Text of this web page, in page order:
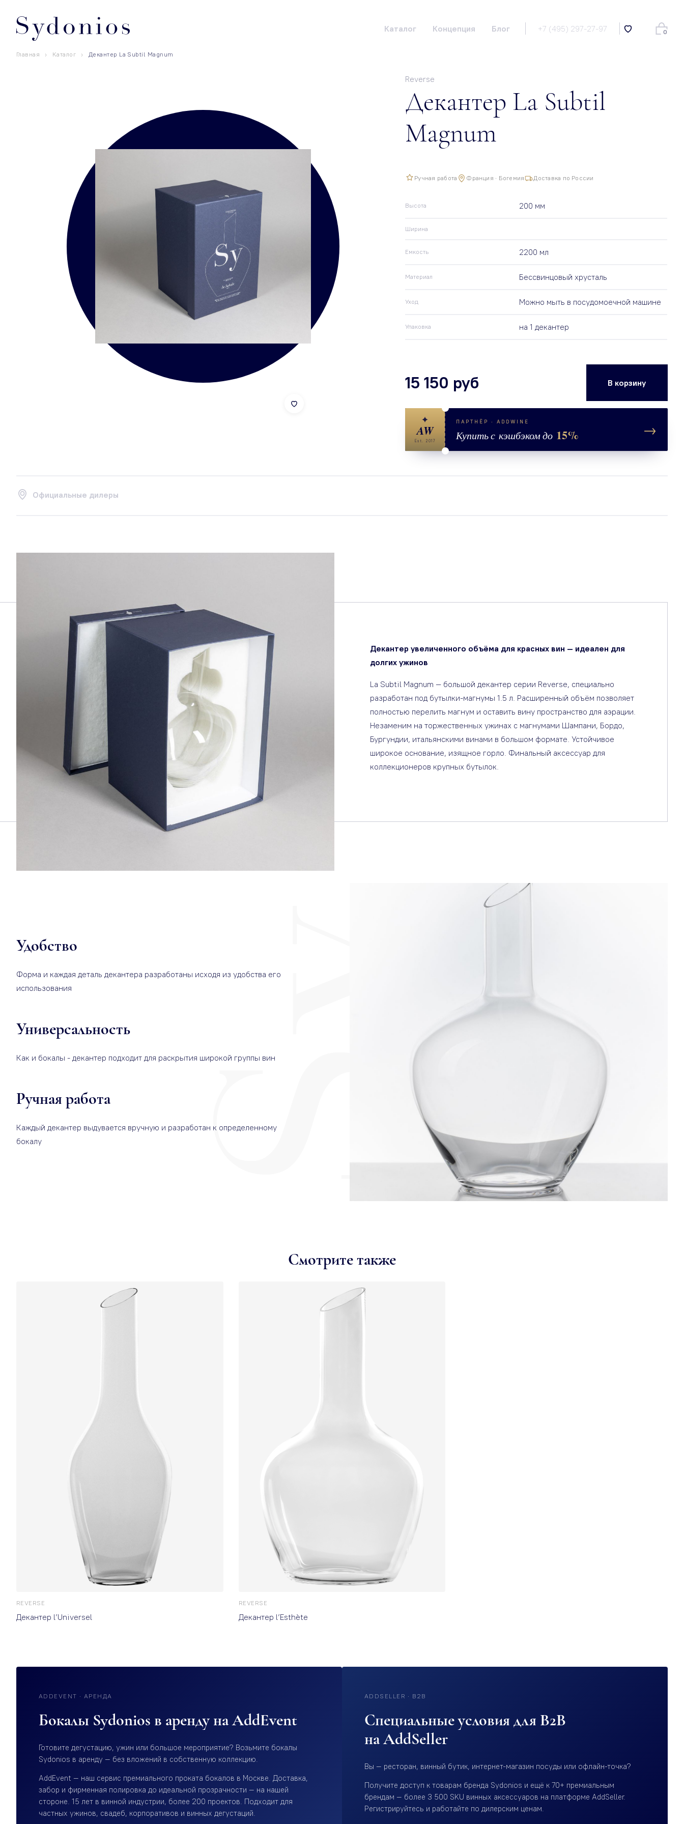
Каталог Концепция Блог +7 (495) 297-27-97 0
Главная Каталог Декантер La Subtil Magnum
Reverse
Декантер La Subtil
Magnum
Ручная работа Франция · Богемия Доставка по России
Высота 200 мм
Ширина
Емкость 2200 мл
Материал Бессвинцовый хрусталь
Уход Можно мыть в посудомоечной машине
Упаковка на 1 декантер
15 150 руб В корзину
✦
AW
Est. 2017
ПАРТНЁР · ADDWINE
Купить с кэшбэком до 15% →
Официальные дилеры
Декантер увеличенного объёма для красных вин — идеален для
долгих ужинов
La Subtil Magnum — большой декантер серии Reverse, специально
разработан под бутылки-магнумы 1.5 л. Расширенный объём позволяет
полностью перелить магнум и оставить вину пространство для аэрации.
Незаменим на торжественных ужинах с магнумами Шампани, Бордо,
Бургундии, итальянскими винами в большом формате. Устойчивое
широкое основание, изящное горло. Финальный аксессуар для
коллекционеров крупных бутылок.
Удобство
Форма и каждая деталь декантера разработаны исходя из удобства его
использования
Универсальность
Как и бокалы - декантер подходит для раскрытия широкой группы вин
Ручная работа
Каждый декантер выдувается вручную и разработан к определенному
бокалу
Смотрите также
REVERSE
Декантер l’Universel
REVERSE
Декантер l’Esthète
ADDEVENT · АРЕНДА
Бокалы Sydonios в аренду на AddEvent
Готовите дегустацию, ужин или большое мероприятие? Возьмите бокалы
Sydonios в аренду — без вложений в собственную коллекцию.
AddEvent — наш сервис премиального проката бокалов в Москве. Доставка,
забор и фирменная полировка до идеальной прозрачности — на нашей
стороне. 15 лет в винной индустрии, более 200 проектов. Подходит для
частных ужинов, свадеб, корпоративов и винных дегустаций.
ADDSELLER · B2B
Специальные условия для B2B
на AddSeller
Вы — ресторан, винный бутик, интернет-магазин посуды или офлайн-точка?
Получите доступ к товарам бренда Sydonios и ещё к 70+ премиальным
брендам — более 3 500 SKU винных аксессуаров на платформе AddSeller.
Регистрируйтесь и работайте по дилерским ценам.